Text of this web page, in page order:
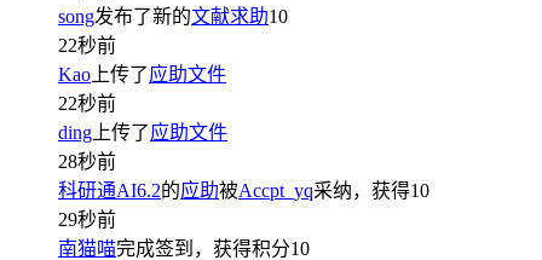
song发布了新的文献求助10
22秒前
Kao 上传了应助文件
22秒前
ding 上传了应助文件
28秒前
科研通AI6.2的应助被Accpt_yq采纳，获得10
29秒前
南猫喵完成签到，获得积分10